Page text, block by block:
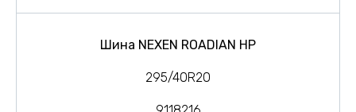
Шина NEXEN ROADIAN HP
295/40R20